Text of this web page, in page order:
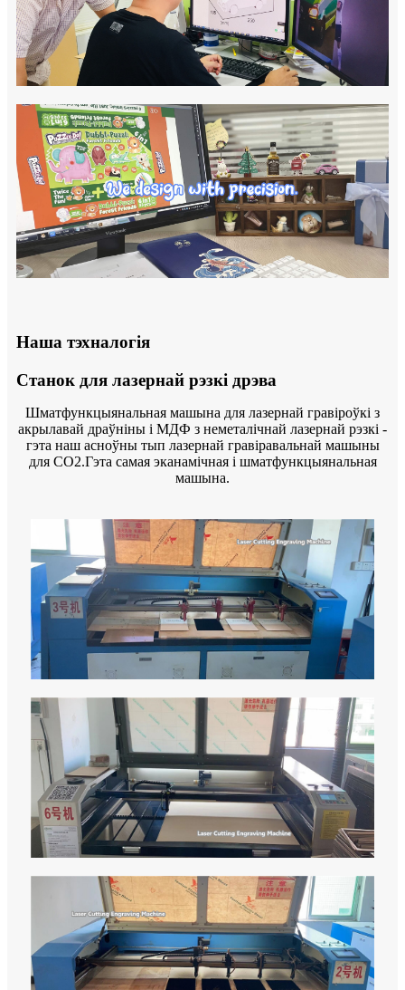
Наша тэхналогія
Станок для лазернай рэзкі дрэва
Шматфункцыянальная машына для лазернай гравіроўкі з
акрылавай драўніны і МДФ з неметалічнай лазернай рэзкі -
гэта наш асноўны тып лазернай гравіравальнай машыны
для CO2.Гэта самая эканамічная і шматфункцыянальная
машына.